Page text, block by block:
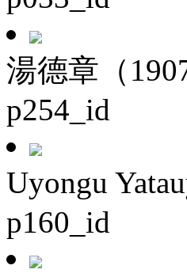
湯德章（
p254_id
Uyongu
p160_id